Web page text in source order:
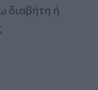
διαβήτη ή